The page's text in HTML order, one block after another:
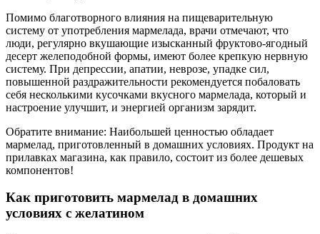
Помимо благотворного влияния на пищеварительную
систему от употребления мармелада, врачи отмечают, что
люди, регулярно вкушающие изысканный фруктово-ягодный
десерт желеподобной формы, имеют более крепкую нервную
систему. При депрессии, апатии, неврозе, упадке сил,
повышенной раздражительности рекомендуется побаловать
себя несколькими кусочками вкусного мармелада, который и
настроение улучшит, и энергией организм зарядит.
Обратите внимание: Наибольшей ценностью обладает
мармелад, приготовленный в домашних условиях. Продукт на
прилавках магазина, как правило, состоит из более дешевых
компонентов!
Как приготовить мармелад в домашних
условиях с желатином